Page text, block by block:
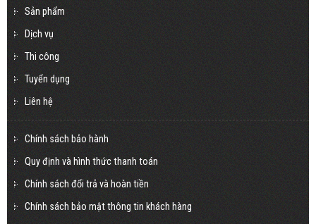
Sản phẩm
Dịch vụ
Thi công
Tuyển dụng
Liên hệ
Chính sách bảo hành
Quy định và hình thức thanh toán
Chính sách đổi trả và hoàn tiền
Chính sách bảo mật thông tin khách hàng